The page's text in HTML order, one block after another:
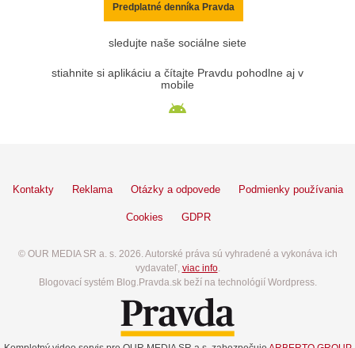
Predplatné denníka Pravda
sledujte naše sociálne siete
stiahnite si aplikáciu a čítajte Pravdu pohodlne aj v
mobile
Kontakty Reklama Otázky a odpovede Podmienky používania
Cookies GDPR
© OUR MEDIA SR a. s. 2026. Autorské práva sú vyhradené a vykonáva ich
vydavateľ, viac info.
Blogovací systém Blog.Pravda.sk beží na technológií Wordpress.